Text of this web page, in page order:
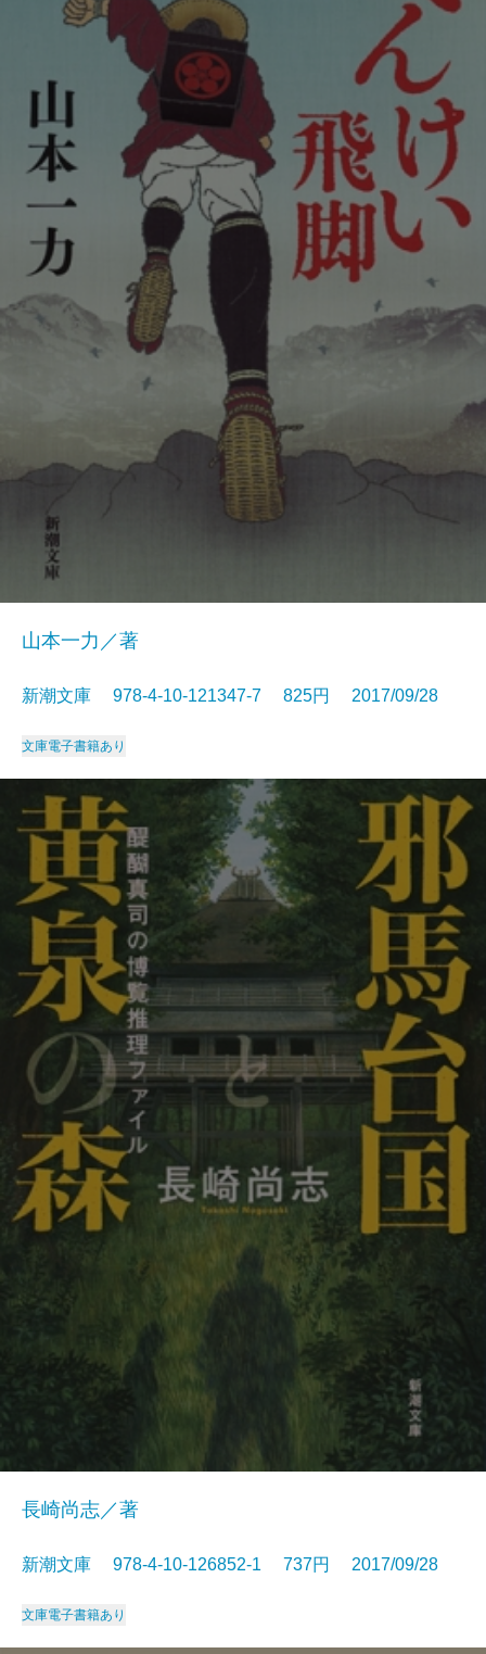
山本一力／著
新潮文庫 978-4-10-121347-7 825円 2017/09/28
文庫電子書籍あり
長崎尚志／著
新潮文庫 978-4-10-126852-1 737円 2017/09/28
文庫電子書籍あり